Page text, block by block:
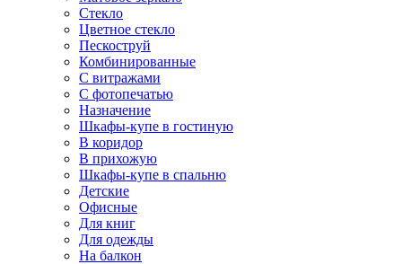
Стекло
Цветное стекло
Пескоструй
Комбинированные
С витражами
С фотопечатью
Назначение
Шкафы-купе в гостиную
В коридор
В прихожую
Шкафы-купе в спальню
Детские
Офисные
Для книг
Для одежды
На балкон